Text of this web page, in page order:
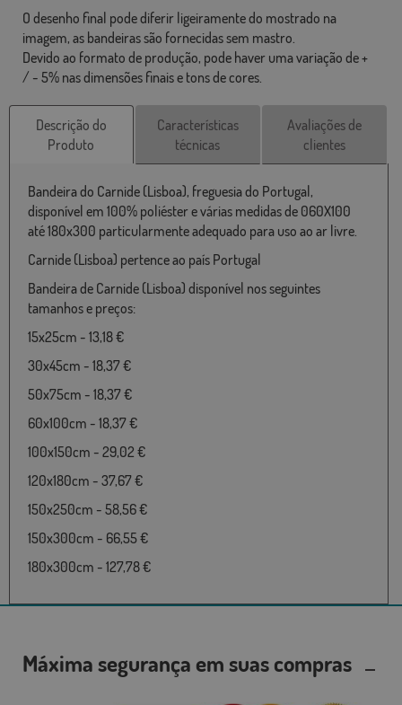
O desenho final pode diferir ligeiramente do mostrado na
imagem, as bandeiras são fornecidas sem mastro.
Devido ao formato de produção, pode haver uma variação de +
/ - 5% nas dimensões finais e tons de cores.
Descrição do
Produto
Características
técnicas
Avaliações de
clientes
Bandeira do Carnide (Lisboa), freguesia do Portugal,
disponível em 100% poliéster e várias medidas de 060X100
até 180x300 particularmente adequado para uso ao ar livre.
Carnide (Lisboa) pertence ao país Portugal
Bandeira de Carnide (Lisboa) disponível nos seguintes
tamanhos e preços:
15x25cm - 13,18 €
30x45cm - 18,37 €
50x75cm - 18,37 €
60x100cm - 18,37 €
100x150cm - 29,02 €
120x180cm - 37,67 €
150x250cm - 58,56 €
150x300cm - 66,55 €
180x300cm - 127,78 €
Máxima segurança em suas compras